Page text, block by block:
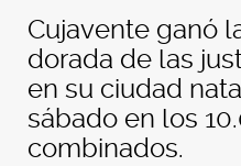
Cujavente ganó
dorada de las
en su ciudad
sábado en los
combinados.